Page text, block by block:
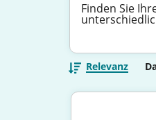
Finden Sie
Relevanz